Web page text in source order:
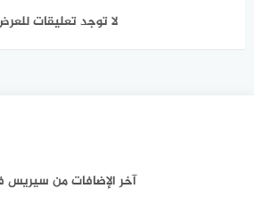
لا توجد تعليقات
آخر الإضافات من سيريس